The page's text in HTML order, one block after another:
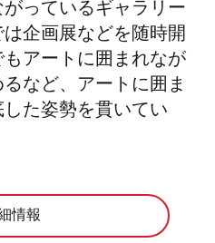
っているギャラリー
は企画展などを随時開
アートに囲まれなが
など、アートに囲ま
た姿勢を貫いてい
情報